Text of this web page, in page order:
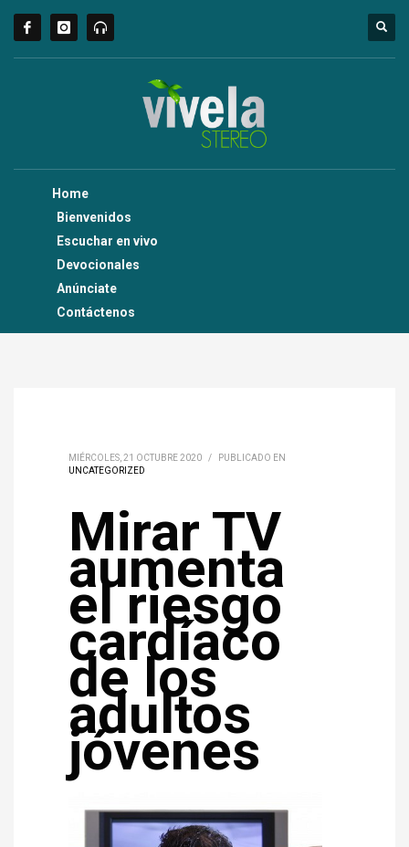
Home
Bienvenidos
Escuchar en vivo
Devocionales
Anúnciate
Contáctenos
MIÉRCOLES, 21 OCTUBRE 2020 /
PUBLICADO EN
UNCATEGORIZED
Mirar TV
aumenta
el riesgo
cardíaco
de los
adultos
jóvenes